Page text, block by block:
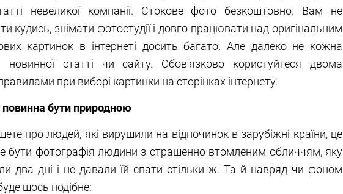
невеликої компанії. Стокове фото безкоштовно. Вам не
кудись, знімати фотостудії і довго працювати над оригінальним
картинок в інтернеті досить багато. Але далеко не кожна
новинної статті чи сайту. Обов'язково користуйтеся двома
при виборі картинки на сторінках інтернету.
бути природною
про людей, які вирушили на відпочинок в зарубіжні країни, це
бути фотографія людини з страшенно втомленим обличчям, яку
два дні і не давали їй спати стільки ж. Та й навряд чи фоном
щось подібне: